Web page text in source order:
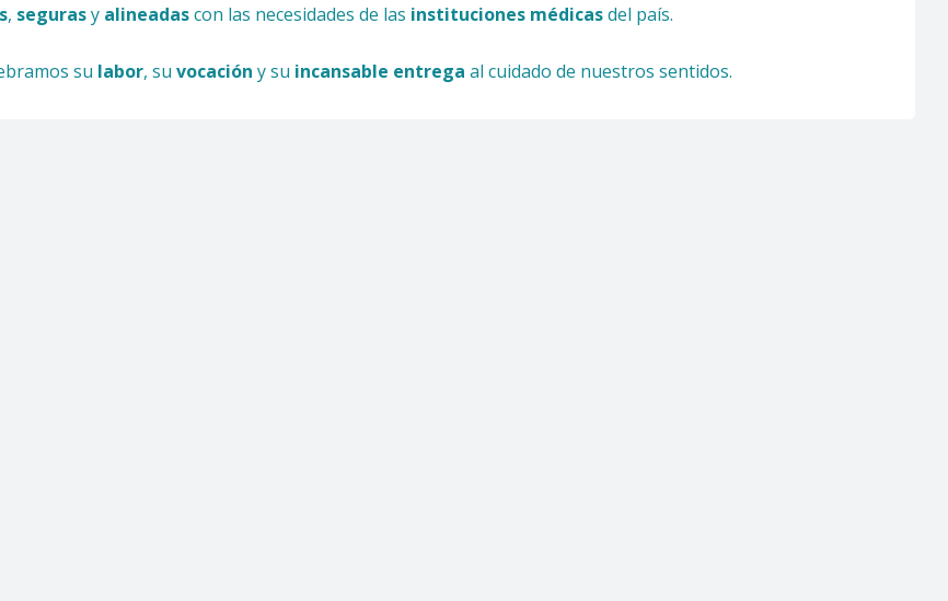
, segurasy alineadascon las necesidades de las instituciones médicasdel país.
su labor, su vocación y su incansable entrega al cuidado de nuestros sentidos.